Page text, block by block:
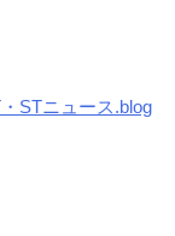
STニュース.blog